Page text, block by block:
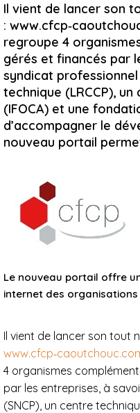
Il vient de lancer son
:
regroupe 4
gérés et financés par
syndicat professionnel
technique (LRCCP),
(IFOCA) et une
d’accompagner le
nouveau portail
Le nouveau portail offre
internet des organisations
Il vient de lancer son tout
4 organismes
par les entreprises, à
(SNCP), un centre